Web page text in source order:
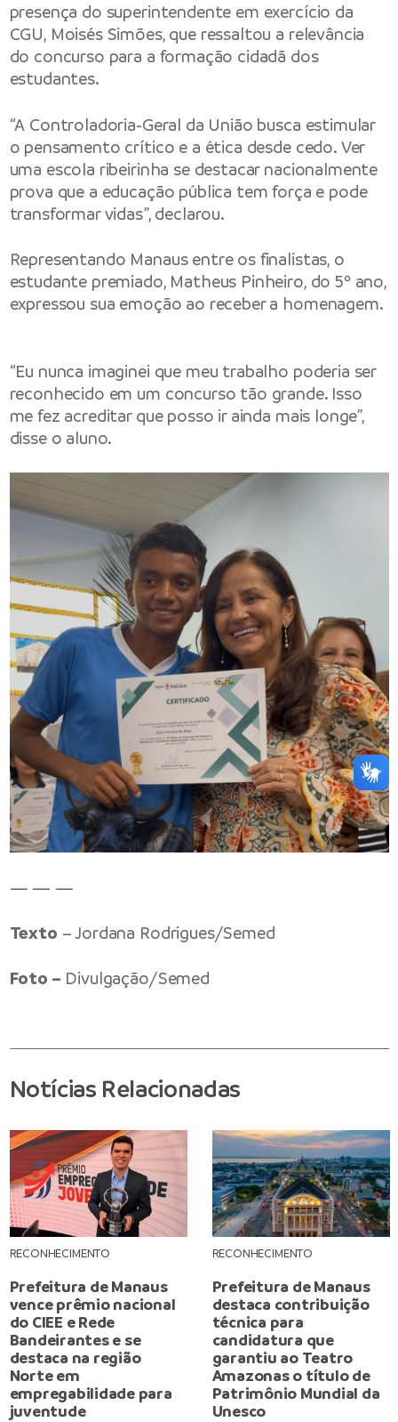
presença do superintendente em exercício da
CGU, Moisés Simões, que ressaltou a relevância
do concurso para a formação cidadã dos
estudantes.
“A Controladoria-Geral da União busca estimular
o pensamento crítico e a ética desde cedo. Ver
uma escola ribeirinha se destacar nacionalmente
prova que a educação pública tem força e pode
transformar vidas”, declarou.
Representando Manaus entre os finalistas, o
estudante premiado, Matheus Pinheiro, do 5º ano,
expressou sua emoção ao receber a homenagem.
“Eu nunca imaginei que meu trabalho poderia ser
reconhecido em um concurso tão grande. Isso
me fez acreditar que posso ir ainda mais longe”,
disse o aluno.
— — —
Texto – Jordana Rodrigues/Semed
Foto – Divulgação/Semed
Notícias Relacionadas
RECONHECIMENTO
Prefeitura de Manaus
vence prêmio nacional
do CIEE e Rede
Bandeirantes e se
destaca na região
Norte em
empregabilidade para
juventude
RECONHECIMENTO
Prefeitura de Manaus
destaca contribuição
técnica para
candidatura que
garantiu ao Teatro
Amazonas o título de
Patrimônio Mundial da
Unesco